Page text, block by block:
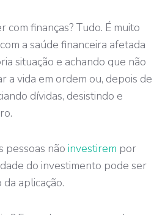
com finanças? Tudo. É muito
a saúde financeira afetada
situação e achando que não
a vida em ordem ou, depois de
dívidas, desistindo e
pessoas não investirem por
do investimento pode ser
aplicação.